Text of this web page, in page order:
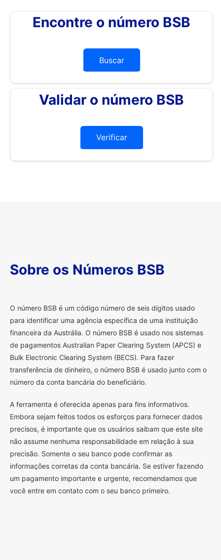
Encontre o número BSB
Buscar
Validar o número BSB
Verificar
Sobre os Números BSB
O número BSB é um código número de seis dígitos usado
para identificar uma agência específica de uma instituição
financeira da Austrália. O número BSB é usado nos sistemas
de pagamentos Australian Paper Clearing System (APCS) e
Bulk Electronic Clearing System (BECS). Para fazer
transferência de dinheiro, o número BSB é usado junto com o
número da conta bancária do beneficiário.
A ferramenta é oferecida apenas para fins informativos.
Embora sejam feitos todos os esforços para fornecer dados
precisos, é importante que os usuários saibam que este site
não assume nenhuma responsabilidade em relação à sua
precisão. Somente o seu banco pode confirmar as
informações corretas da conta bancária. Se estiver fazendo
um pagamento importante e urgente, recomendamos que
você entre em contato com o seu banco primeiro.